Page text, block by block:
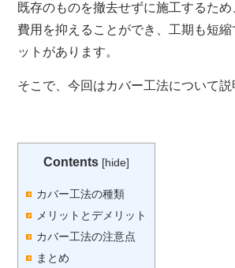
既存のものを撤去せずに施工するた
費用を抑えることができ、工期も短縮
ットがあります。
そこで、今回はカバー工法について説
Contents [hide]
カバー工法の種類
メリットとデメリット
カバー工法の注意点
まとめ